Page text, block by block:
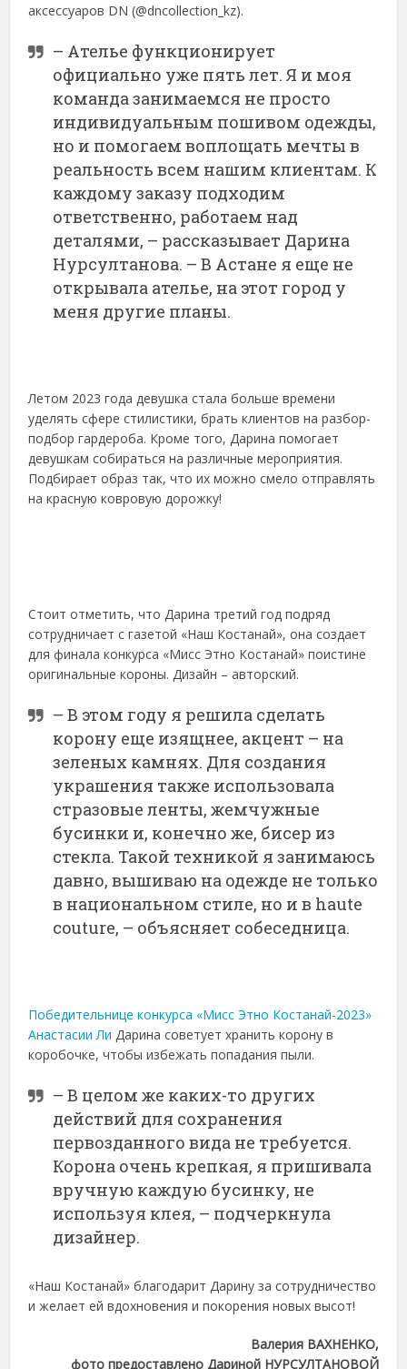
аксессуаров DN (@dncollection_kz).
– Ателье функционирует
официально уже пять лет. Я и моя
команда занимаемся не просто
индивидуальным пошивом одежды,
но и помогаем воплощать мечты в
реальность всем нашим клиентам. К
каждому заказу подходим
ответственно, работаем над
деталями, – рассказывает Дарина
Нурсултанова. – В Астане я еще не
открывала ателье, на этот город у
меня другие планы.
Летом 2023 года девушка стала больше времени
уделять сфере стилистики, брать клиентов на разбор-
подбор гардероба. Кроме того, Дарина помогает
девушкам собираться на различные мероприятия.
Подбирает образ так, что их можно смело отправлять
на красную ковровую дорожку!
Стоит отметить, что Дарина третий год подряд
сотрудничает с газетой «Наш Костанай», она создает
для финала конкурса «Мисс Этно Костанай» поистине
оригинальные короны. Дизайн – авторский.
– В этом году я решила сделать
корону еще изящнее, акцент – на
зеленых камнях. Для создания
украшения также использовала
стразовые ленты, жемчужные
бусинки и, конечно же, бисер из
стекла. Такой техникой я занимаюсь
давно, вышиваю на одежде не только
в национальном стиле, но и в haute
couture, – объясняет собеседница.
Победительнице конкурса «Мисс Этно Костанай-2023»
Анастасии Ли Дарина советует хранить корону в
коробочке, чтобы избежать попадания пыли.
– В целом же каких-то других
действий для сохранения
первозданного вида не требуется.
Корона очень крепкая, я пришивала
вручную каждую бусинку, не
используя клея, – подчеркнула
дизайнер.
«Наш Костанай» благодарит Дарину за сотрудничество
и желает ей вдохновения и покорения новых высот!
Валерия ВАХНЕНКО,
фото предоставлено Дариной НУРСУЛТАНОВОЙ